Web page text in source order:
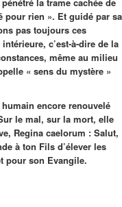
la trame cachée de
pour rien ». Et guidé par sa
pas toujours ces
c’est-à-dire de la
même au milieu
« sens du mystère »
encore renouvelé
le mal, sur la mort, elle
Regina caelorum : Salut,
à ton Fils d’élever les
pour son Evangile.